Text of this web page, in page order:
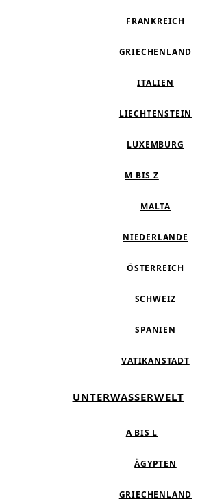
FRANKREICH
GRIECHENLAND
ITALIEN
LIECHTENSTEIN
LUXEMBURG
M BIS Z
MALTA
NIEDERLANDE
ÖSTERREICH
SCHWEIZ
SPANIEN
VATIKANSTADT
UNTERWASSERWELT
A BIS L
ÄGYPTEN
GRIECHENLAND